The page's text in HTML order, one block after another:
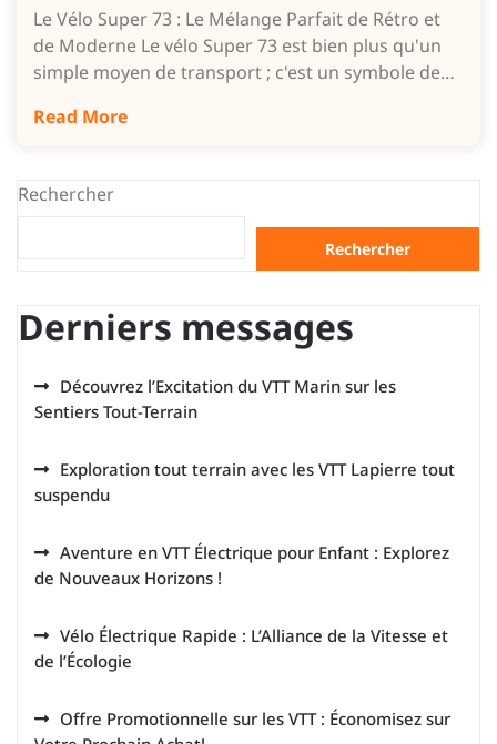
Le Vélo Super 73 : Le Mélange Parfait de Rétro et
de Moderne Le vélo Super 73 est bien plus qu'un
simple moyen de transport ; c'est un symbole de…
Read More
Rechercher
Rechercher
Derniers messages
Découvrez l’Excitation du VTT Marin sur les
Sentiers Tout-Terrain
Exploration tout terrain avec les VTT Lapierre tout
suspendu
Aventure en VTT Électrique pour Enfant : Explorez
de Nouveaux Horizons !
Vélo Électrique Rapide : L’Alliance de la Vitesse et
de l’Écologie
Offre Promotionnelle sur les VTT : Économisez sur